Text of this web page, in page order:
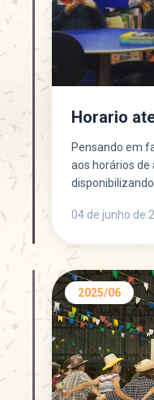
Horario
Pensando em
aos horários
04 de junho de
2025/06